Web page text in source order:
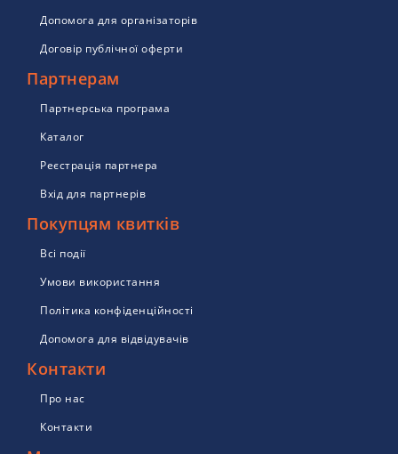
Допомога для організаторів
Договір публічної оферти
Партнерам
Партнерська програма
Каталог
Реєстрація партнера
Вхід для партнерів
Покупцям квитків
Всі події
Умови використання
Політика конфіденційності
Допомога для відвідувачів
Контакти
Про нас
Контакти